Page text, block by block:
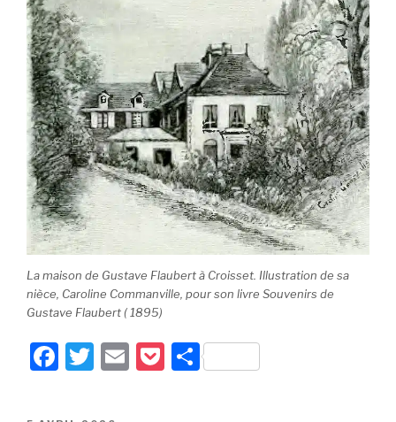
La maison de Gustave Flaubert à Croisset. Illustration de sa
nièce, Caroline Commanville, pour son livre Souvenirs de
Gustave Flaubert (1895)
F
c
T
tt
E
P P